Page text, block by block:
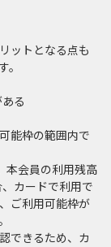
ットとなる点も
る
能枠の範囲内で
本会員の利用残高
カードで利用で
ご利用可能枠が
できるため、カ